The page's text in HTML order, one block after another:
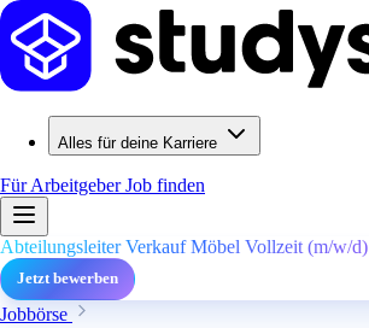
Alles für deine Karriere
Für ArbeitgeberJob finden
Abteilungsleiter Verkauf Möbel Vollzeit (m/w/d)
Jetzt bewerben
Jobbörse